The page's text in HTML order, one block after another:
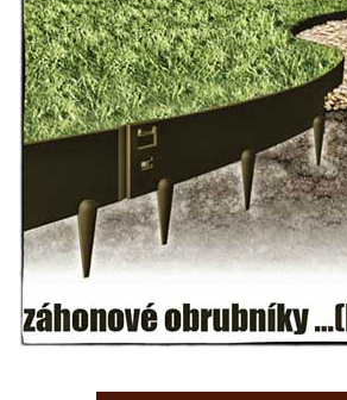
Socha Nepokořený v parku Rumburské
vzpoury v Rumburku
Pamětní deska obětem holokaustu u
židovského hřbitova v Kovanicích
Pamětní deska legionářům na Obecním
úřadě v Kovanicích
Pomník obětem 1. světové války v
Kovanicích
Pamětní deska Rudé armádě na radnici v